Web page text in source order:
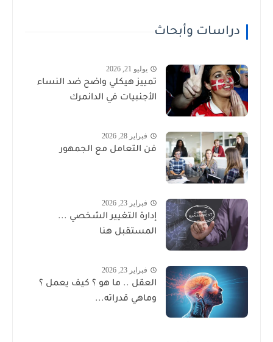
دراسات وأبحاث
يوليو 21, 2026
تمييز هيكلي واضح ضد النساء
الأجنبيات في الدانمرك
فبراير 28, 2026
فن التعامل مع الجمهور
فبراير 23, 2026
إدارة التغيير الشخصي ...
المستقبل هنا
فبراير 23, 2026
العقل .. ما هو ؟ كيف يعمل ؟
وماهي قدراته...